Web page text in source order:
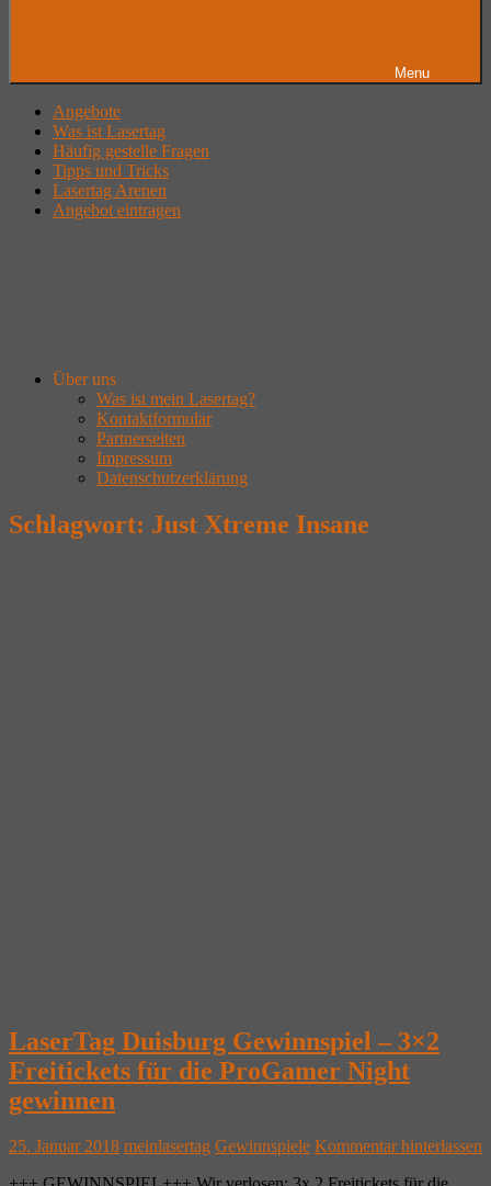
Menu
Angebote
Was ist Lasertag
Häufig gestelle Fragen
Tipps und Tricks
Lasertag Arenen
Angebot eintragen
Über uns
Was ist mein Lasertag?
Kontaktformular
Partnerseiten
Impressum
Datenschutzerklärung
Schlagwort: Just Xtreme Insane
LaserTag Duisburg Gewinnspiel – 3×2
Freitickets für die ProGamer Night
gewinnen
25. Januar 2018 meinlasertag Gewinnspiele Kommentar hinterlassen